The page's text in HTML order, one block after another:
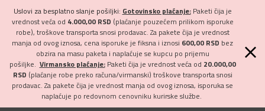
Uslovi za besplatno slanje pošiljki: Gotovinsko plaćanje:Paketi čija je
vrednost veća od 4.000,00 RSD (plaćanje pouzećem prilikom isporuke
robe), troškove transporta snosi prodavac. Za pakete čija je vrednost
manja od ovog iznosa, cena isporuke je fiksna i iznosi 600,00 RSD bez
obzira na masu paketa i naplaćuje se kupcu po prijemu
pošiljke. Virmansko plaćanje:Paketi čija je vrednost veća od 20.000,00
RSD (plaćanje robe preko računa/virmanski) troškove transporta snosi
prodavac. Za pakete čija je vrednost manja od ovog iznosa, isporuka se
naplaćuje po redovnom cenovniku kurirske službe.